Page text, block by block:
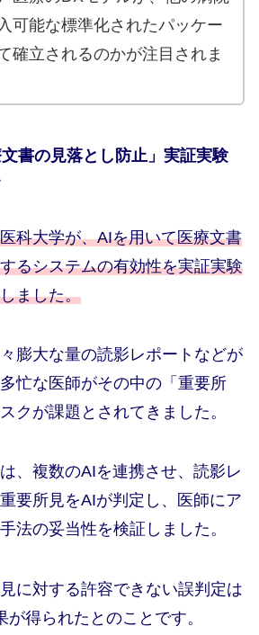
可能な標準化されたパッケー
確立されるのかが注目されま
書の見落とし防止」実証実験
科大学が、AIを用いて医療文書
るシステムの有効性を実証実験
ました。
膨大な量の読影レポートなどが
忙な医師がその中の「重要所
クが課題とされてきました。
、複数のAIを連携させ、読影レ
要所見をAIが判定し、医師にア
法の妥当性を検証しました。
に対する許容できない誤判定は
得られたとのことです。